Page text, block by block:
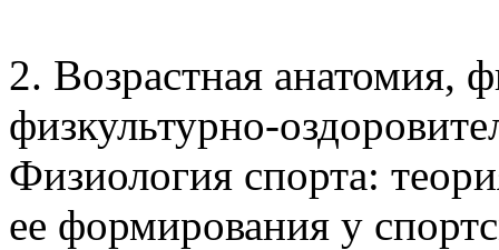
2. Возрастная анатомия,
физкультурно-
Физиология спорта:
ее формирования у